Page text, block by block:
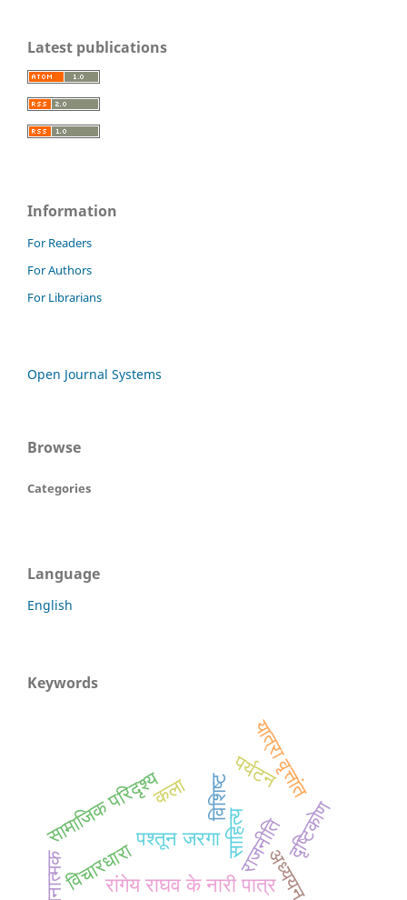
Latest publications
Information
For Readers
For Authors
For Librarians
Open Journal Systems
Browse
Categories
Language
English
Keywords
पश्तून जरगा राजनीति
साहित्य
पर्यटन
कला यात्रा वृत्तांत
रांगेय राघव के नारी पात्र
सामाजिक परिदृश्य
अध्ययन
दृष्टिकोण
विशिष्ट
विचारधारा